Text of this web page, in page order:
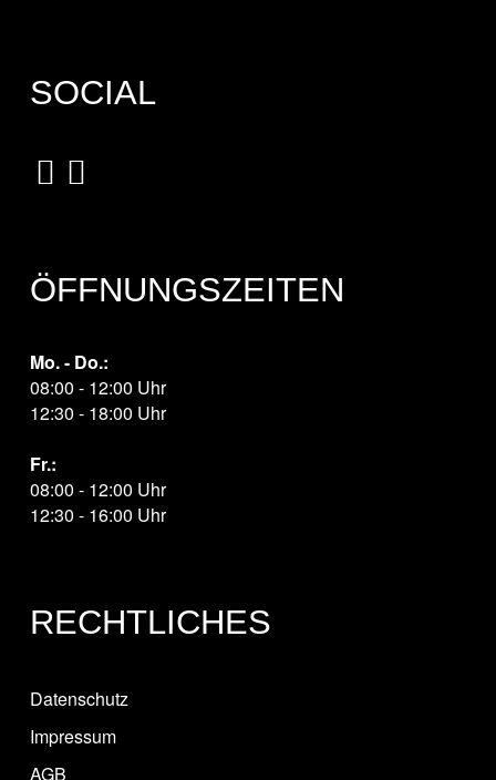
SOCIAL
ÖFFNUNGSZEITEN
Mo. - Do.:
08:00 - 12:00 Uhr
12:30 - 18:00 Uhr
Fr.:
08:00 - 12:00 Uhr
12:30 - 16:00 Uhr
RECHTLICHES
Datenschutz
Impressum
AGB